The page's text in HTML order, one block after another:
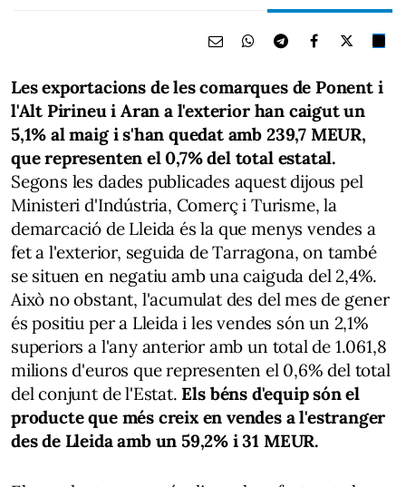
Les exportacions de les comarques de Ponent i
l'Alt Pirineu i Aran a l'exterior han caigut un
5,1% al maig i s'han quedat amb 239,7 MEUR,
que representen el 0,7% del total estatal.
Segons les dades publicades aquest dijous pel
Ministeri d'Indústria, Comerç i Turisme, la
demarcació de Lleida és la que menys vendes a
fet a l'exterior, seguida de Tarragona, on també
se situen en negatiu amb una caiguda del 2,4%.
Això no obstant, l'acumulat des del mes de gener
és positiu per a Lleida i les vendes són un 2,1%
superiors a l'any anterior amb un total de 1.061,8
milions d'euros que representen el 0,6% del total
del conjunt de l'Estat. Els béns d'equip són el
producte que més creix en vendes a l'estranger
des de Lleida amb un 59,2% i 31 MEUR.